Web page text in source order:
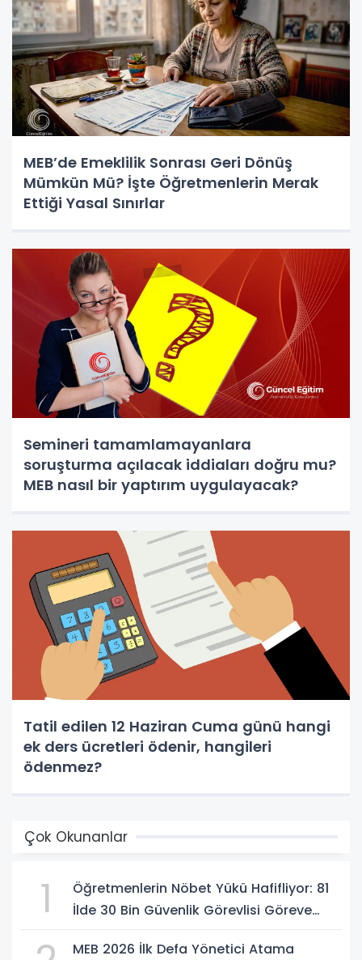
MEB’de Emeklilik Sonrası Geri Dönüş
Mümkün Mü? İşte Öğretmenlerin Merak
Ettiği Yasal Sınırlar
Semineri tamamlamayanlara
soruşturma açılacak iddiaları doğru mu?
MEB nasıl bir yaptırım uygulayacak?
Tatil edilen 12 Haziran Cuma günü hangi
ek ders ücretleri ödenir, hangileri
ödenmez?
Çok Okunanlar
1
Öğretmenlerin Nöbet Yükü Hafifliyor: 81
İlde 30 Bin Güvenlik Görevlisi Göreve
MEB 2026 İlk Defa Yönetici Atama